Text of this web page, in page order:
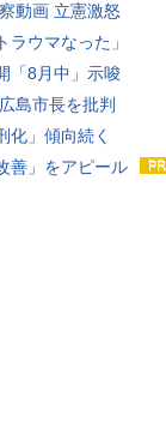
動画 立憲激怒
ラウマなった」
「8月中」示唆
島市長を批判
化」傾向続く
善」をアピール